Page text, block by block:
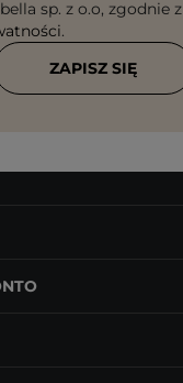
sp. z o.o, zgodnie z
.
ZAPISZ SIĘ